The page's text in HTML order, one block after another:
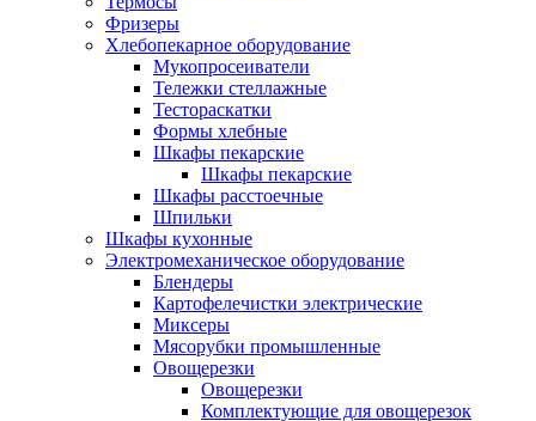
Фризеры
Хлебопекарное оборудование
Мукопросеиватели
Тележки стеллажные
Тестораскатки
Формы хлебные
Шкафы пекарские
Шкафы пекарские
Шкафы расстоечные
Шпильки
Шкафы кухонные
Электромеханическое оборудование
Блендеры
Картофелечистки электрические
Миксеры
Мясорубки промышленные
Овощерезки
Овощерезки
Комплектующие для овощерезок